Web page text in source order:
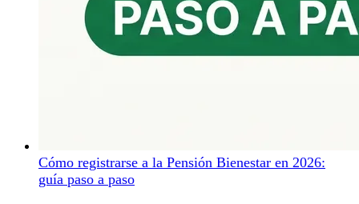
Cómo registrarse a la Pensión Bienestar en 2026:
guía paso a paso